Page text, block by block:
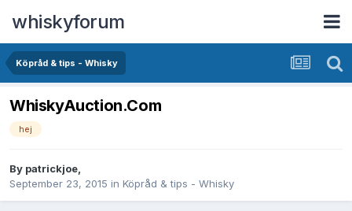
whiskyforum
Köpråd & tips - Whisky
WhiskyAuction.Com
hej
By patrickjoe,
September 23, 2015 in Köpråd & tips - Whisky